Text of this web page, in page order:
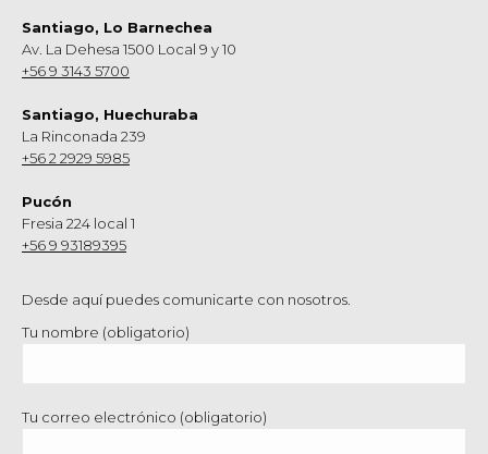
Santiago, Lo Barnechea
Av. La Dehesa 1500 Local 9 y 10
+56 9 3143 5700
Santiago, Huechuraba
La Rinconada 239
+56 2 2929 5985
Pucón
Fresia 224 local 1
+56 9 93189395
Desde aquí puedes comunicarte con nosotros.
Tu nombre (obligatorio)
Tu correo electrónico (obligatorio)